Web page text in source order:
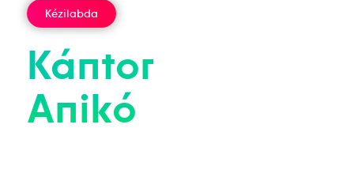
Kézilabda
Kántor
Anikó